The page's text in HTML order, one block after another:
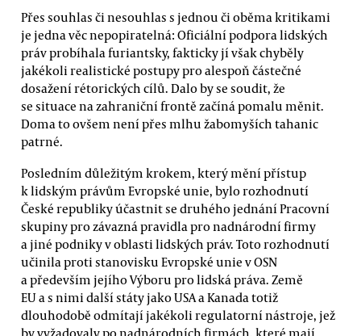
Přes souhlas či nesouhlas s jednou či oběma kritikami
je jedna věc nepopiratelná: Oficiální podpora lidských
práv probíhala furiantsky, fakticky jí však chyběly
jakékoli realistické postupy pro alespoň částečné
dosažení rétorických cílů. Dalo by se soudit, že
se situace na zahraniční frontě začíná pomalu měnit.
Doma to ovšem není přes mlhu žabomyších tahanic
patrné.
Posledním důležitým krokem, který mění přístup
k lidským právům Evropské unie, bylo rozhodnutí
České republiky účastnit se druhého jednání Pracovní
skupiny pro závazná pravidla pro nadnárodní firmy
a jiné podniky v oblasti lidských práv. Toto rozhodnutí
učinila proti stanovisku Evropské unie v OSN
a především jejího Výboru pro lidská práva. Země
EU a s nimi další státy jako USA a Kanada totiž
dlouhodobě odmítají jakékoli regulatorní nástroje, jež
by vyžadovaly po nadnárodních firmách, které mají